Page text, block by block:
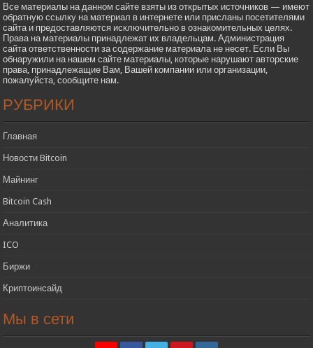
Все материалы на данном сайте взяты из открытых источников — имеют
обратную ссылку на материал в интернете или присланы посетителями
сайта и предоставляются исключительно в ознакомительных целях.
Права на материалы принадлежат их владельцам. Администрация
сайта ответственности за содержание материала не несет. Если Вы
обнаружили на нашем сайте материалы, которые нарушают авторские
права, принадлежащие Вам, Вашей компании или организации,
пожалуйста, сообщите нам.
РУБРИКИ
Главная
Новости Bitcoin
Майнинг
Bitcoin Cash
Аналитика
ICO
Биржи
Криптоинсайд
Мы в сети